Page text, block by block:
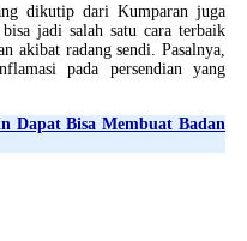
dikutip dari Kumparan juga
jadi salah satu cara terbaik
akibat radang sendi. Pasalnya,
pada persendian yang
Dapat Bisa Membuat Badan